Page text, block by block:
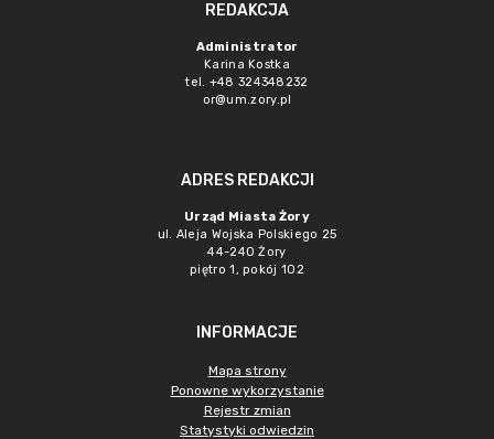
REDAKCJA
Administrator
Karina Kostka
tel. +48 324348232
or@um.zory.pl
ADRES REDAKCJI
Urząd Miasta Żory
ul. Aleja Wojska Polskiego 25
44-240 Żory
piętro 1, pokój 102
INFORMACJE
Mapa strony
Ponowne wykorzystanie
Rejestr zmian
Statystyki odwiedzin